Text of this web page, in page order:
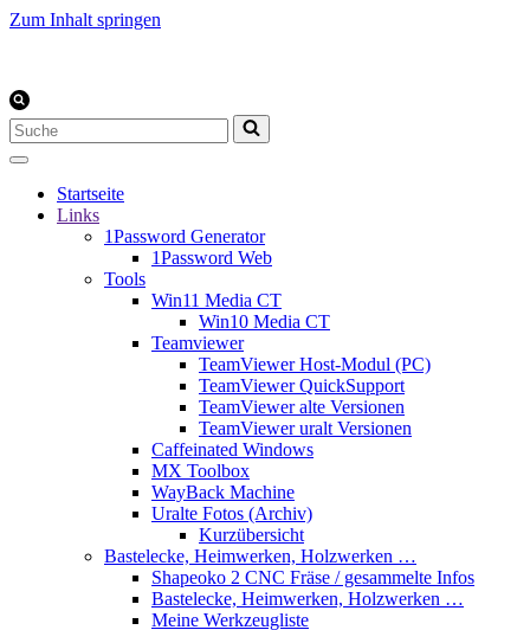
Zum Inhalt springen
Suchen
nach …
Startseite
Links
1Password Generator
1Password Web
Tools
Win11 Media CT
Win10 Media CT
Teamviewer
TeamViewer Host-Modul (PC)
TeamViewer QuickSupport
TeamViewer alte Versionen
TeamViewer uralt Versionen
Caffeinated Windows
MX Toolbox
WayBack Machine
Uralte Fotos (Archiv)
Kurzübersicht
Bastelecke, Heimwerken, Holzwerken …
Shapeoko 2 CNC Fräse / gesammelte Infos
Bastelecke, Heimwerken, Holzwerken …
Meine Werkzeugliste